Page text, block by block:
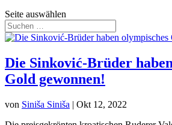
Seite auswählen
Die Sinković-Brüder
Gold gewonnen!
von Siniša Siniša | Okt 12, 2022